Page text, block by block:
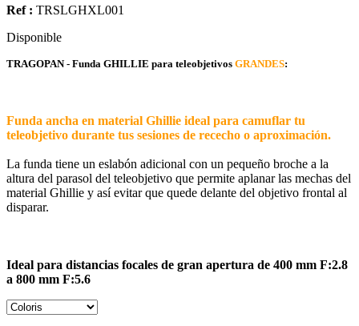
Ref : TRSLGHXL001
Disponible
TRAGOPAN - Funda GHILLIE para teleobjetivos GRANDES:
Funda ancha en material Ghillie ideal para camuflar tu
teleobjetivo durante tus sesiones de rececho o aproximación.
La funda tiene un eslabón adicional con un pequeño broche a la
altura del parasol del teleobjetivo que permite aplanar las mechas del
material Ghillie y así evitar que quede delante del objetivo frontal al
disparar.
Ideal para distancias focales de gran apertura de 400 mm F:2.8
a 800 mm F:5.6